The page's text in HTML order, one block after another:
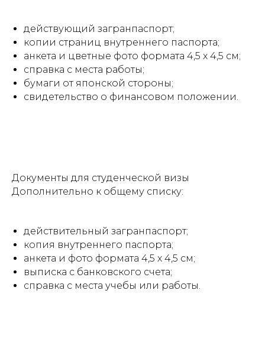
действующий загранпаспорт;
копии страниц внутреннего паспорта;
анкета и цветные фото формата 4,5 x 4,5 см;
справка с места работы;
бумаги от японской стороны;
свидетельство о финансовом положении.
Документы для студенческой визы
Дополнительно к общему списку:
действительный загранпаспорт;
копия внутреннего паспорта;
анкета и фото формата 4,5 x 4,5 см;
выписка с банковского счета;
справка с места учебы или работы.